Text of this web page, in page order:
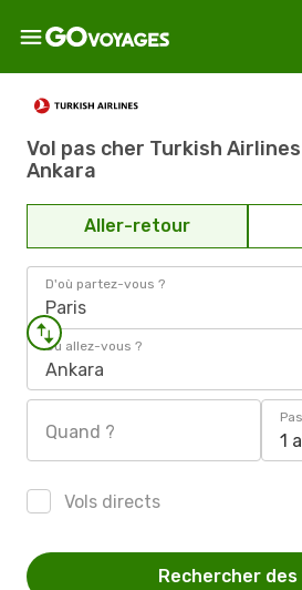
Vol pas cher Turkish
Ankara
Aller-retour
D'où partez-vous ?
Paris
Où allez-vous ?
Ankara
Quand ? 1
Vols directs
Rechercher des